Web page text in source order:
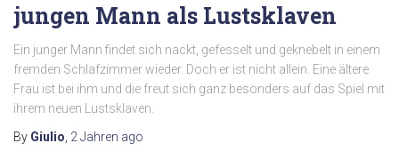
jungen Mann als Lustsklaven
Ein junger Mann findet sich nackt, gefesselt und geknebelt in einem
fremden Schlafzimmer wieder. Doch er ist nicht allein. Eine ältere
Frau ist bei ihm und die freut sich ganz besonders auf das Spiel mit
ihrem neuen Lustsklaven.
By Giulio 2 Jahren ago